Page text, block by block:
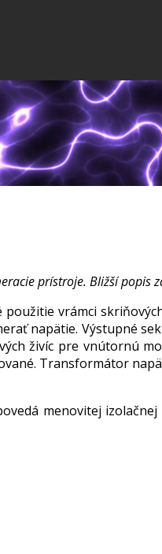
prístroje. Bližší popis
vrámci
napätie. Výstupné
živíc pre vnútornú
Transformátor
menovitej